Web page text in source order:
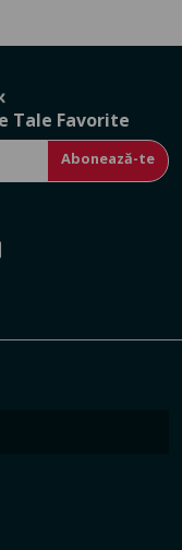
Tale Favorite
Abonează-te